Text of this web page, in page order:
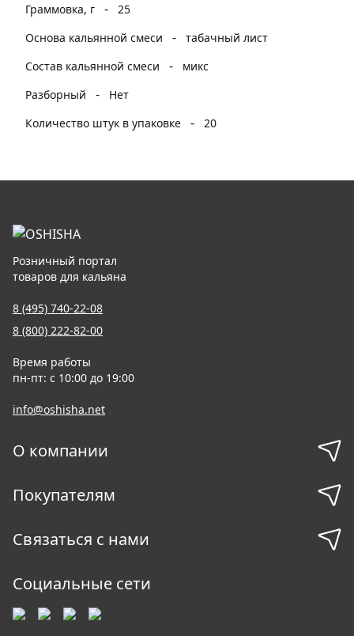
Граммовка, г
- 25
Основа кальянной смеси
- табачный лист
Состав кальянной смеси
-
микс
Разборный
-
Нет
Количество штук в упаковке
- 20
Розничный портал
товаров для кальяна
8 (495) 740-22-08
8 (800) 222-82-00
Время работы
пн-пт: с 10:00 до 19:00
info@oshisha.net
О компании
Покупателям
Связаться с нами
Социальные сети